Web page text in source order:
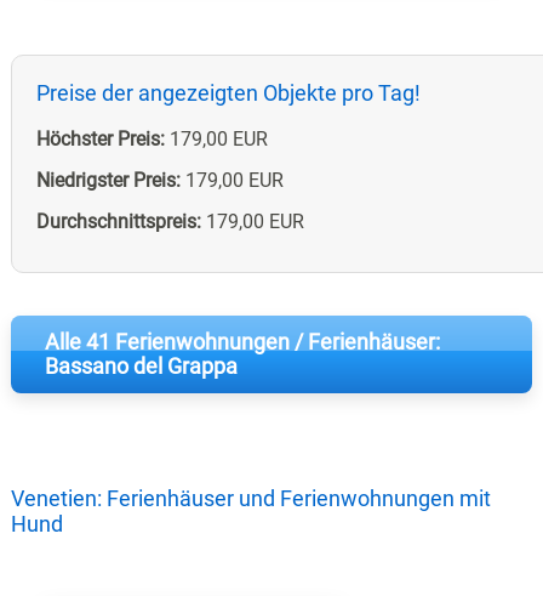
Preise der angezeigten Objekte pro Tag!
Höchster Preis:179,00 EUR
Niedrigster Preis:179,00 EUR
Durchschnittspreis:179,00 EUR
Alle 41 Ferienwohnungen / Ferienhäuser:
Bassano del Grappa
Venetien: Ferienhäuser und Ferienwohnungen mit
Hund